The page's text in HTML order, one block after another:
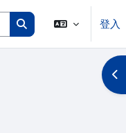
搜尋課程
搜尋課程
登入
開